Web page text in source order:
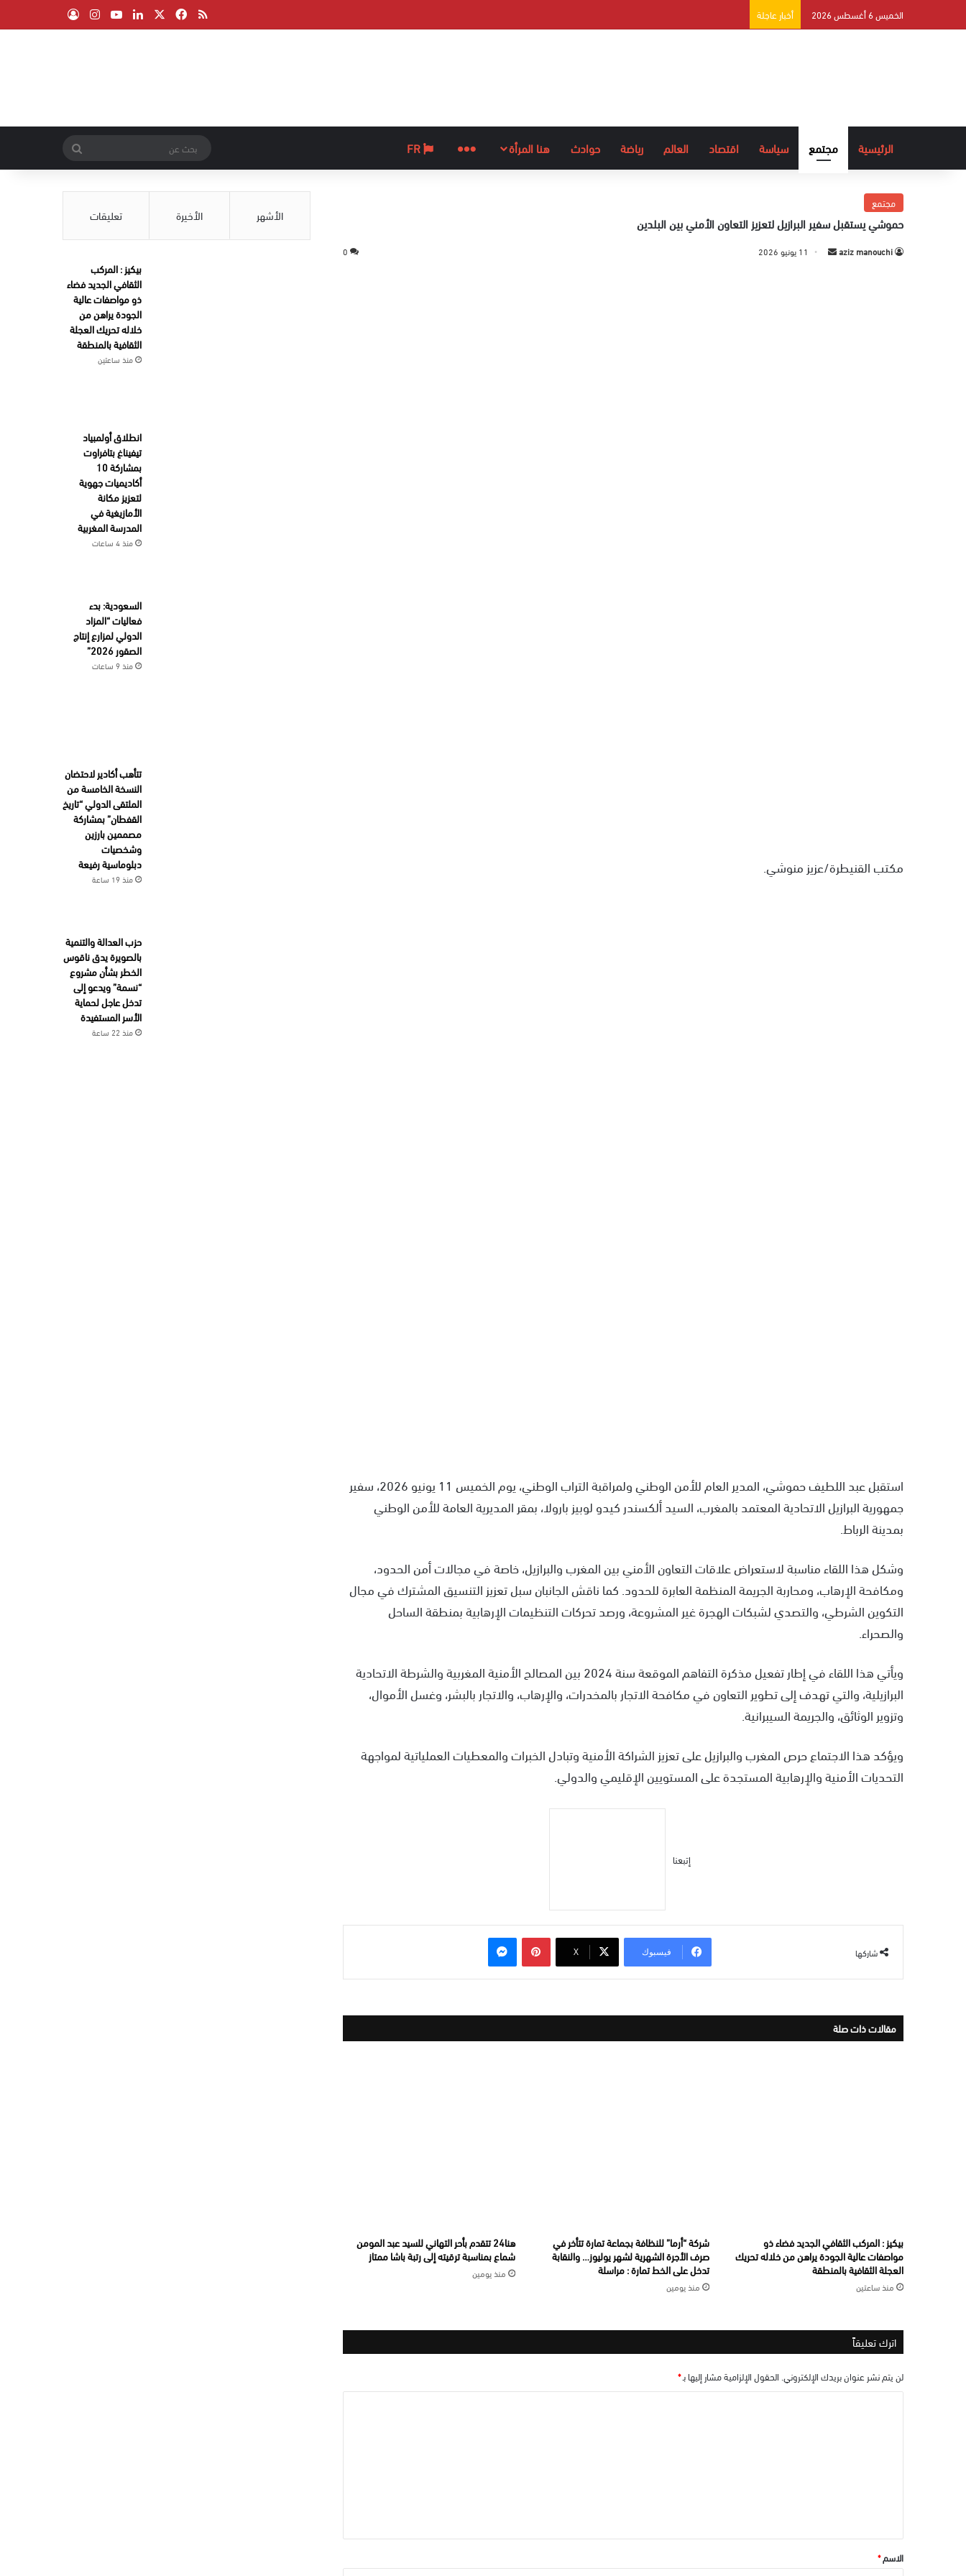
الخميس 6 أغسطس 2026 أخبار عاجلة ملخص الموقع RSS
فيسبوك لينكدإن ‫YouTube
انستقرام
الرئيسية مجتمع سياسة اقتصاد العالم رياضة حوادث هنا المرأة المزيد
عن
مجتمع
حموشي يستقبل سفير البرازيل لتعزيز التعاون الأمني بين البلدين
aziz manouchi 11 يونيو 2026 0
مكتب القنيطرة/عزيز منوشي.
استقبل عبد اللطيف حموشي، المدير العام للأمن الوطني ولمراقبة التراب الوطني، يوم الخميس 11 يونيو 2026، سفير
جمهورية البرازيل الاتحادية المعتمد بالمغرب، السيد ألكسندر كيدو لوبيز بارولا، بمقر المديرية العامة للأمن الوطني
بمدينة الرباط.
وشكل هذا اللقاء مناسبة لاستعراض علاقات التعاون الأمني بين المغرب والبرازيل، خاصة في مجالات أمن الحدود،
ومكافحة الإرهاب، ومحاربة الجريمة المنظمة العابرة للحدود. كما ناقش الجانبان سبل تعزيز التنسيق المشترك في مجال
التكوين الشرطي، والتصدي لشبكات الهجرة غير المشروعة، ورصد تحركات التنظيمات الإرهابية بمنطقة الساحل
والصحراء.
ويأتي هذا اللقاء في إطار تفعيل مذكرة التفاهم الموقعة سنة 2024 بين المصالح الأمنية المغربية والشرطة الاتحادية
البرازيلية، والتي تهدف إلى تطوير التعاون في مكافحة الاتجار بالمخدرات، والإرهاب، والاتجار بالبشر، وغسل الأموال،
وتزوير الوثائق، والجريمة السيبرانية.
ويؤكد هذا الاجتماع حرص المغرب والبرازيل على تعزيز الشراكة الأمنية وتبادل الخبرات والمعطيات العملياتية لمواجهة
التحديات الأمنية والإرهابية المستجدة على المستويين الإقليمي والدولي.
إتبعنا
شاركها فيسبوك ‫X
بينتيريست
مقالات ذات صلة
بيكيز : المركب الثقافي الجديد فضاء ذو
مواصفات عالية الجودة يراهن من خلاله تحريك
العجلة الثقافية بالمنطقة
منذ ساعتين
شركة “أرما” للنظافة بجماعة تمارة تتأخر في
صرف الأجرة الشهرية لشهر يوليوز… والنقابة
تدخل على الخط تمارة : مراسلة
منذ يومين
هنا24 تتقدم بأحر التهاني للسيد عبد المومن
شماع بمناسبة ترقيته إلى رتبة باشا ممتاز
منذ يومين
اترك تعليقاً
لن يتم نشر عنوان بريدك الإلكتروني. الحقول الإلزامية مشار إليها بـ*
*الاسم*
الأشهر الأخيرة تعليقات
بيكيز : المركب
الثقافي الجديد فضاء
ذو مواصفات عالية
الجودة يراهن من
خلاله تحريك العجلة
الثقافية بالمنطقة
منذ ساعتين
انطلاق أولمبياد
تيفيناغ بتافراوت
بمشاركة 10
أكاديميات جهوية
لتعزيز مكانة
الأمازيغية في
المدرسة المغربية
منذ 4 ساعات
السعودية: بدء
فعاليات “المزاد
الدولي لمزارع إنتاج
الصقور 2026”
منذ 9 ساعات
تتأهب أكادير لاحتضان
النسخة الخامسة من
الملتقى الدولي “تاريخ
القفطان” بمشاركة
مصممين بارزين
وشخصيات
دبلوماسية رفيعة
منذ 19 ساعة
حزب العدالة والتنمية
بالصويرة يدق ناقوس
الخطر بشأن مشروع
“نسمة” ويدعو إلى
تدخل عاجل لحماية
الأسر المستفيدة
منذ 22 ساعة